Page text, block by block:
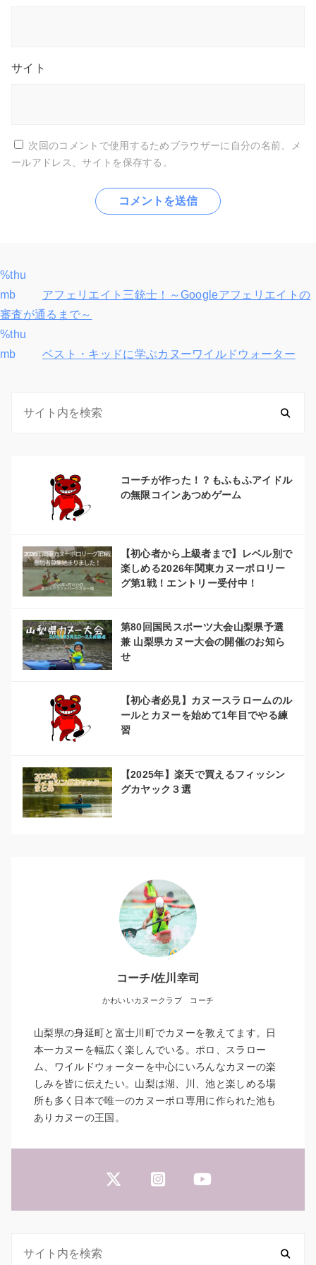
サイト
次回のコメントで使用するためブラウザーに自分の名前、メ
ールアドレス、サイトを保存する。
投
稿
ナ
%thu
mb
アフェリエイト三銃士！～Googleアフェリエイトの
審査が通るまで～
%thu
mb
ベスト・キッドに学ぶカヌーワイルドウォーター
コーチが作った！？もふもふアイドル
の無限コインあつめゲーム
【初心者から上級者まで】レベル別で
楽しめる2026年関東カヌーポロリー
グ第1戦！エントリー受付中！
第80回国民スポーツ大会山梨県予選
兼 山梨県カヌー大会の開催のお知ら
せ
【初心者必見】カヌースラロームのル
ールとカヌーを始めて1年目でやる練
習
【2025年】楽天で買えるフィッシン
グカヤック３選
コーチ/佐川幸司
かわいいカヌークラブ コーチ
山梨県の身延町と富士川町でカヌーを教えてます。日
本一カヌーを幅広く楽しんでいる。ポロ、スラロー
ム、ワイルドウォーターを中心にいろんなカヌーの楽
しみを皆に伝えたい。山梨は湖、川、池と楽しめる場
所も多く日本で唯一のカヌーポロ専用に作られた池も
ありカヌーの王国。